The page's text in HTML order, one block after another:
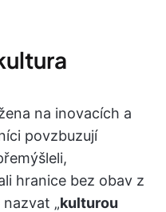
na inovacích a
povzbuzují
hranice bez obav z
„kulturou